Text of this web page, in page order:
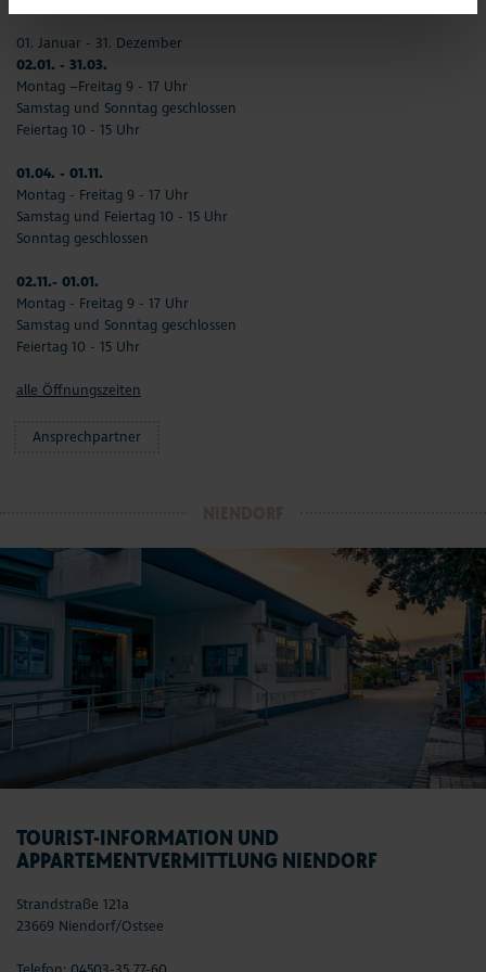
01. Januar - 31. Dezember
02.01. - 31.03.
Montag –Freitag 9 - 17 Uhr
Samstag und Sonntag geschlossen
Feiertag 10 - 15 Uhr
01.04. - 01.11.
Montag - Freitag 9 - 17 Uhr
Samstag und Feiertag 10 - 15 Uhr
Sonntag geschlossen
02.11.- 01.01.
Montag - Freitag 9 - 17 Uhr
Samstag und Sonntag geschlossen
Feiertag 10 - 15 Uhr
alle Öffnungszeiten
Ansprechpartner
TOURIST-INFORMATION UND
APPARTEMENTVERMITTLUNG NIENDORF
Strandstraße 121a
23669 Niendorf/Ostsee